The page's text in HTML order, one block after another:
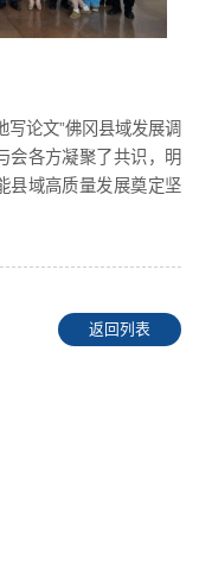
写论文”佛冈县域发展调
会各方凝聚了共识，明
县域高质量发展奠定坚
返回列表